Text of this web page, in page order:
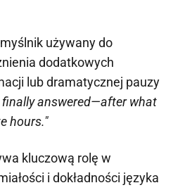
myślnik używany do
dodatkowych
lub dramatycznej pauzy
finally answered—after what
hours."
kluczową rolę w
i dokładności języka